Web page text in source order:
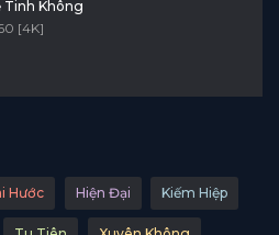
Tinh Không
[4K]
Hước Hiện Đại Kiếm Hiệp